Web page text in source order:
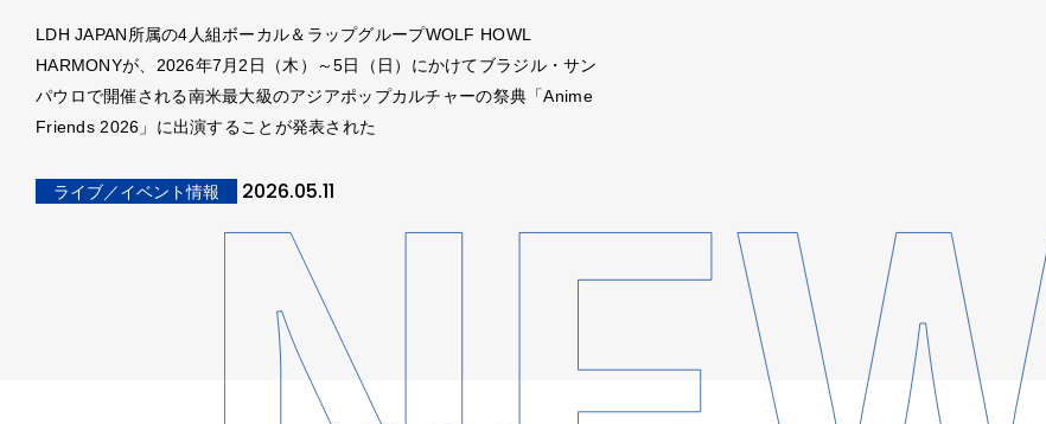
LDH JAPAN所属の4人組ボーカル＆ラップグループWOLF HOWL
HARMONYが、2026年7月2日（木）～5日（日）にかけてブラジル・サン
パウロで開催される南米最大級のアジアポップカルチャーの祭典「Anime
Friends 2026」に出演することが発表された
ライブ／イベント情報 2026.05.11